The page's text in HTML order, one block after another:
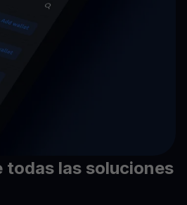
todas las soluciones